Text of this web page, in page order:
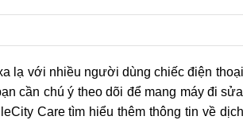
lạ với nhiều người dùng chiếc điện thoại
cần chú ý theo dõi để mang máy đi sửa
Care tìm hiểu thêm thông tin về dịch